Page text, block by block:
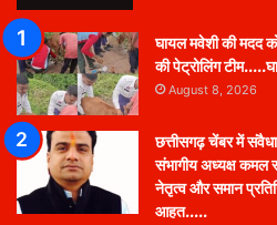
घायल मवेशी की मदद
की पेट्रोलिंग
August 8, 2026
छत्तीसगढ़ चेंबर में
संभागीय अध्यक्ष कमल
नेतृत्व और समान
आहत…..